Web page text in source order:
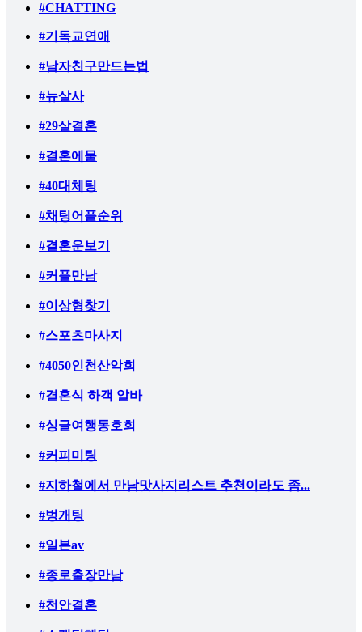
#CHATTING
#기독교연애
#남자친구만드는법
#뉴살사
#29살결혼
#결혼에물
#40대체팅
#채팅어플순위
#결혼운보기
#커플만남
#이상형찾기
#스포츠마사지
#4050인천산악회
#결혼식 하객 알바
#싱글여행동호회
#커피미팅
#지하철에서 만남맛사지리스트 추천이라도 좀...
#벙개팅
#일본av
#종로출장만남
#천안결혼